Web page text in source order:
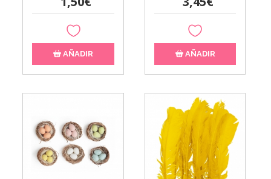
AÑADIR AÑADIR